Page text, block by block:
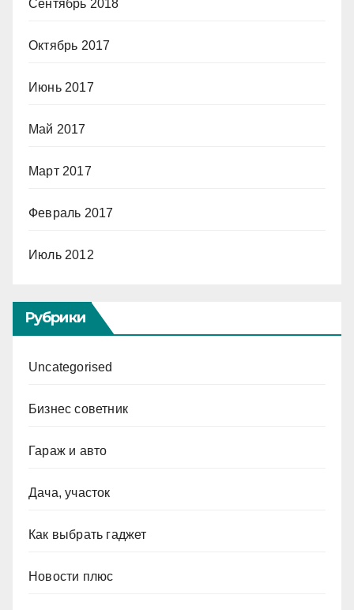
Сентябрь 2018
Октябрь 2017
Июнь 2017
Май 2017
Март 2017
Февраль 2017
Июль 2012
Рубрики
Uncategorised
Бизнес советник
Гараж и авто
Дача, участок
Как выбрать гаджет
Новости плюс